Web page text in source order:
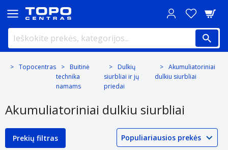
Topocentras
Buitinė
technika
namams
Dulkių
siurbliai ir jų
priedai
Akumuliatoriniai
dulkiu siurbliai
Akumuliatoriniai dulkiu siurbliai
Prekių filtras